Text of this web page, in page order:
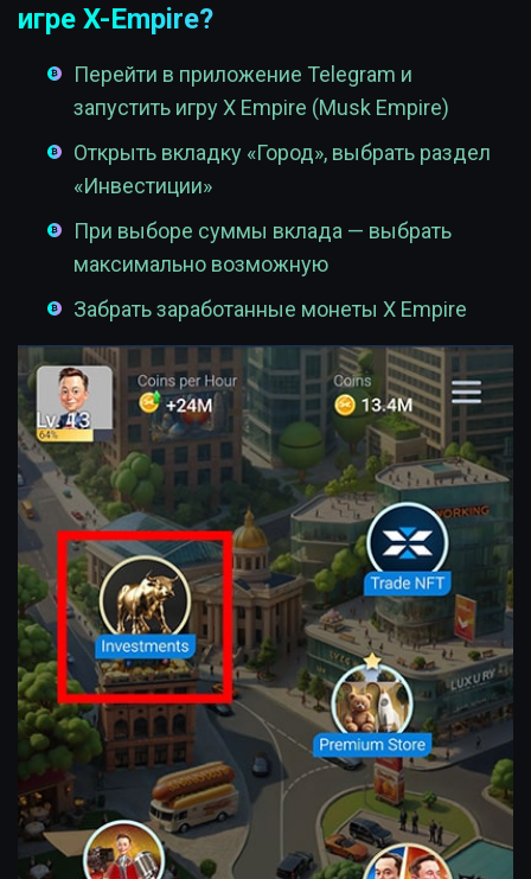
игре X-Empire?
Перейти в приложение Telegram и
запустить игру X Empire (Musk Empire)
Открыть вкладку «Город», выбрать раздел
«Инвестиции»
При выборе суммы вклада — выбрать
максимально возможную
Забрать заработанные монеты X Empire